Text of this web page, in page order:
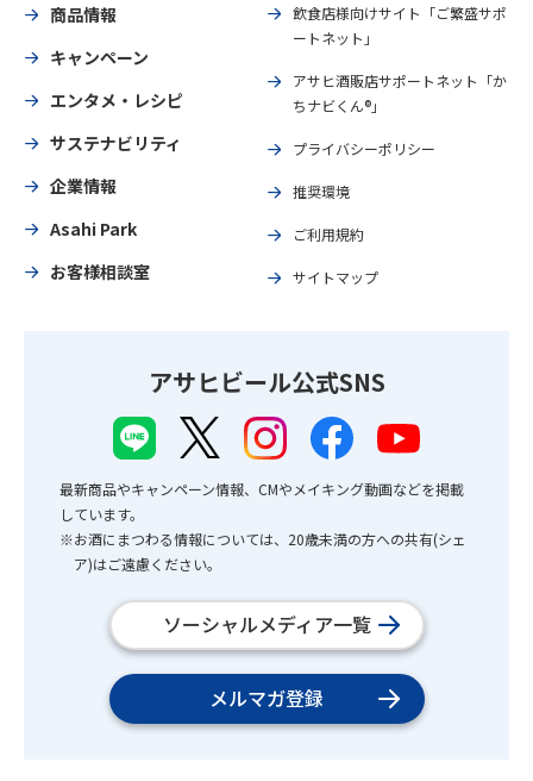
商品情報
キャンペーン
エンタメ・レシピ
サステナビリティ
企業情報
Asahi Park
お客様相談室
飲食店様向けサイト「ご繁盛サポ
ートネット」
アサヒ酒販店サポートネット「か
ちナビくん®」
プライバシーポリシー
推奨環境
ご利用規約
サイトマップ
アサヒビール公式SNS
最新商品やキャンペーン情報、CMやメイキング動画などを掲載
しています。
※お酒にまつわる情報については、20歳未満の方への共有(シェ
ア)はご遠慮ください。
ソーシャルメディア一覧
メルマガ登録